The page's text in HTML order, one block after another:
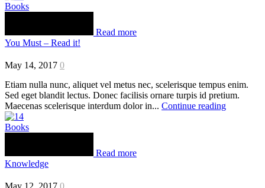
Books
Read more
You Must – Read it!
May 14, 2017 0
Etiam nulla nunc, aliquet vel metus nec, scelerisque tempus enim.
Sed eget blandit lectus. Donec facilisis ornare turpis id pretium.
Maecenas scelerisque interdum dolor in... Continue reading
Books
Read more
Knowledge
May 12, 2017 0